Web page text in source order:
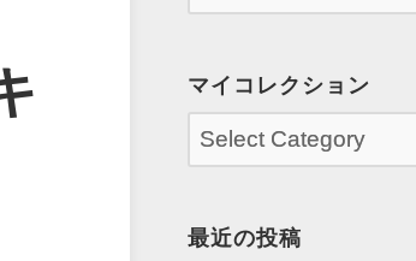
マイコレクション
最近の投稿